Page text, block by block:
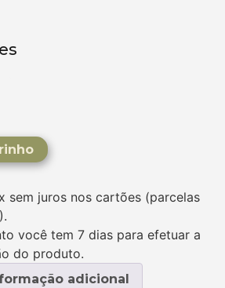
sem juros nos cartões (parcelas
você tem 7 dias para efetuar a
do produto.
adicional